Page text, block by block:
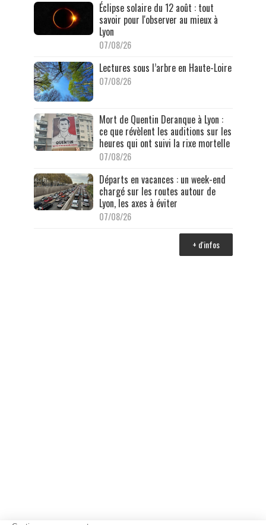
Éclipse solaire du 12 août : tout
savoir pour l'observer au mieux à
Lyon
07/08/26
Lectures sous l’arbre en Haute-Loire
07/08/26
Mort de Quentin Deranque à Lyon :
ce que révèlent les auditions sur les
heures qui ont suivi la rixe mortelle
07/08/26
Départs en vacances : un week-end
chargé sur les routes autour de
Lyon, les axes à éviter
07/08/26
+ d'infos